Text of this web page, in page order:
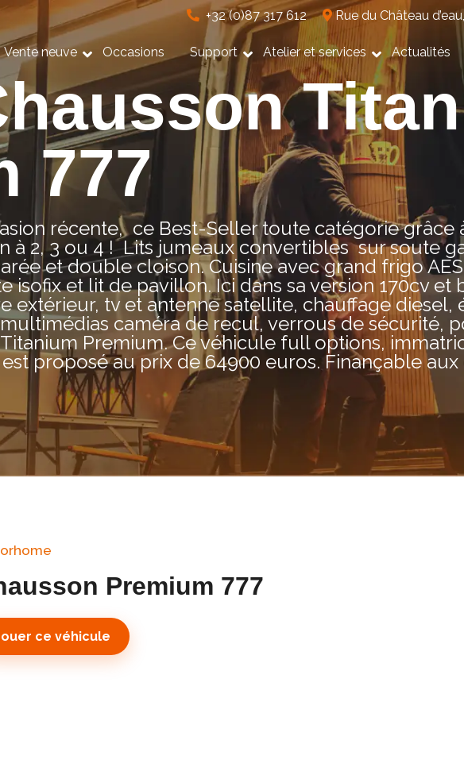
+32 (0)87 317 612 Rue du Château
Vente neuve Occasions Support Atelier et services Actualités
777
récente, ce Best-Seller toute catégorie grâce
à 2, 3 ou 4 ! Lits jumeaux convertibles sur soute
et double cloison. Cuisine avec grand frigo
isofix et lit de pavillon. Ici dans sa version 170cv
extérieur, tv et antenne satellite, chauffage diesel,
caméra de recul, verrous de sécurité,
Premium. Ce véhicule full options,
proposé au prix de 64900 euros. Finançable aux
Premium 777
ce véhicule